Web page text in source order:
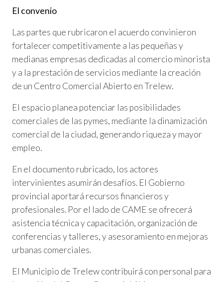
El convenio
Las partes que rubricaron el acuerdo convinieron
fortalecer competitivamente a las pequeñas y
medianas empresas dedicadas al comercio minorista
y a la prestación de servicios mediante la creación
de un Centro Comercial Abierto en Trelew.
El espacio planea potenciar las posibilidades
comerciales de las pymes, mediante la dinamización
comercial de la ciudad, generando riqueza y mayor
empleo.
En el documento rubricado, los actores
intervinientes asumirán desafíos. El Gobierno
provincial aportará recursos financieros y
profesionales. Por el lado de CAME se ofrecerá
asistencia técnica y capacitación, organización de
conferencias y talleres, y asesoramiento en mejoras
urbanas comerciales.
El Municipio de Trelew contribuirá con personal para